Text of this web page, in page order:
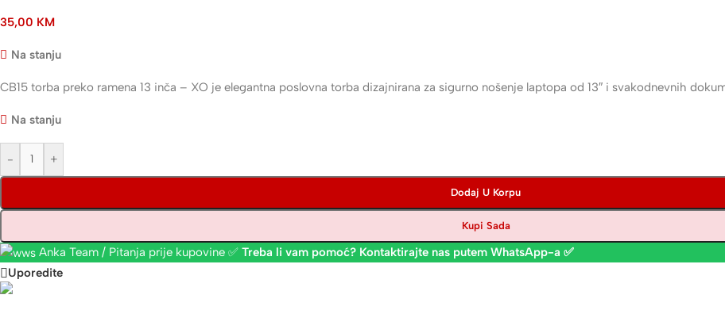
35,00 KM
Na stanju
CB15 torba preko ramena 13 inča – XO je elegantna poslovna torba dizajnirana za sigurno nošenje laptopa od 13″ i svakodnevnih
Na stanju
- +
Dodaj U Korpu
Kupi Sada
Anka Team / Pitanja prije kupovine ✅ Treba li vam pomoć? Kontaktirajte nas putem WhatsApp-a ✅
Uporedite